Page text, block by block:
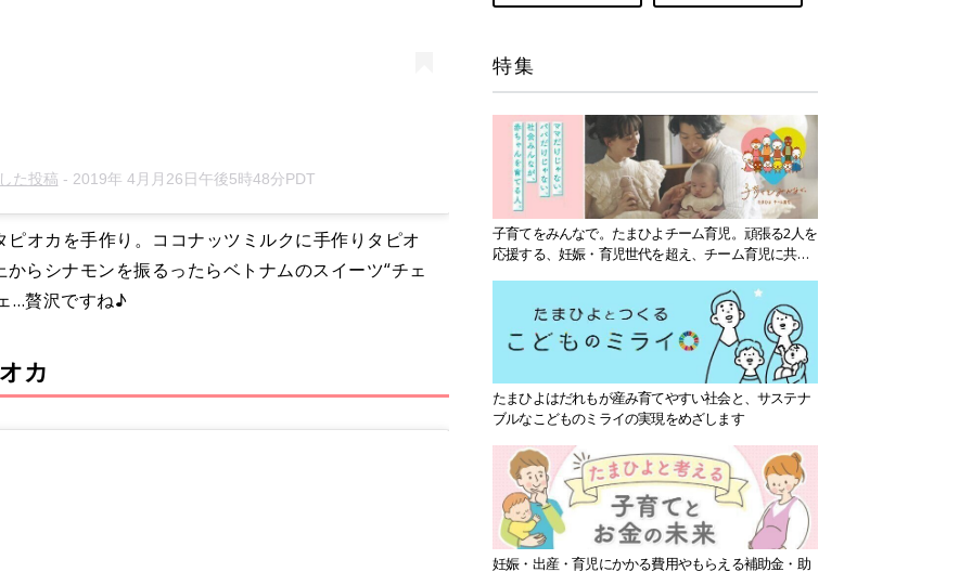
た投稿 - 2019年 4月月26日午後5時48分PDT
オカを手作り。ココナッツミルクに手作りタピオ
らシナモンを振るったらベトナムのスイーツ“チェ
…贅沢ですね♪
カ
特集
子育てをみんなで。たまひよチーム育児。頑張る2人を
応援する、妊娠・育児世代を超え、チーム育児に共感
たまひよはだれもが産み育てやすい社会と、サステナ
ブルなこどものミライの実現をめざします
妊娠・出産・育児にかかる費用やもらえる補助金・助